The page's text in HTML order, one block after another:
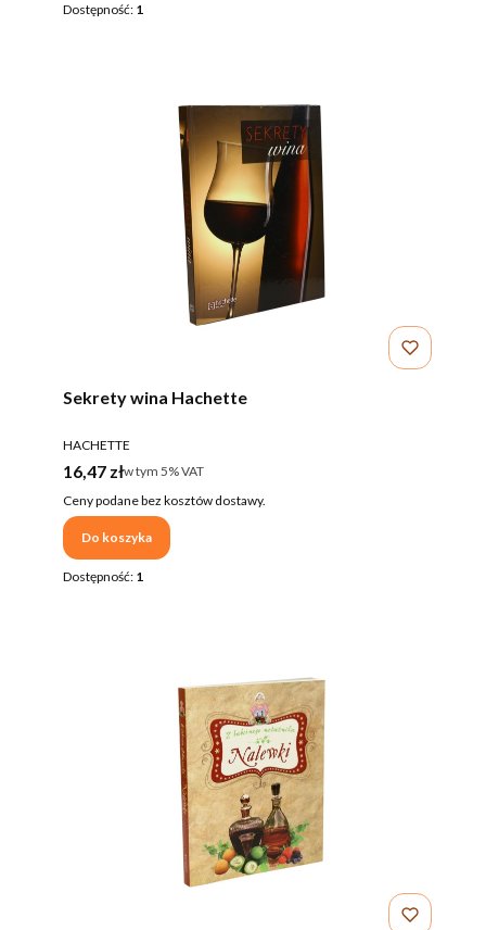
Dostępność: 1
Sekrety wina Hachette
PRODUCENT
HACHETTE
Cena brutto
16,47 złw tym %s VAT
w tym 5%VAT
Ceny podane bez kosztów dostawy.
Do koszyka
Dostępność: 1